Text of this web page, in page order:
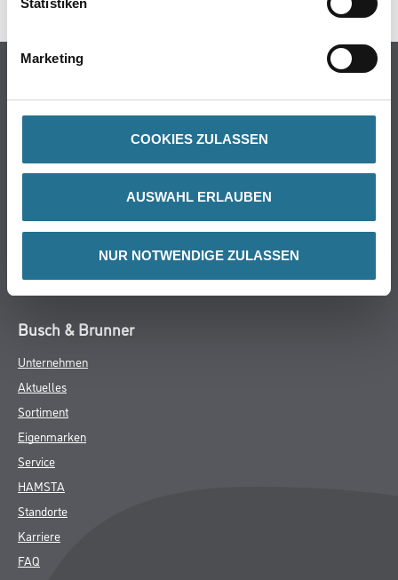
Marketing
COOKIES ZULASSEN
AUSWAHL ERLAUBEN
NUR NOTWENDIGE ZULASSEN
Online-Shop
Farbe
Putze- und Spachtelmassen
Wand- & Deckenbeläge
Werkzeug & Maschinen
Verbrauchmaterialien
Busch & Brunner
Unternehmen
Aktuelles
Sortiment
Eigenmarken
Service
HAMSTA
Standorte
Karriere
FAQ